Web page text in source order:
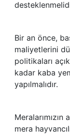
Bir an önce,
maliyetlerini
politikaları
kadar kaba
yapılmalıdır.
Meralarımızın
mera